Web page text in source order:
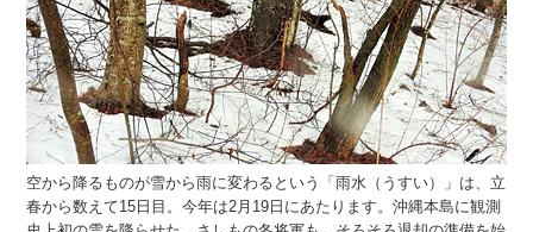
空から降るものが雪から雨に変わるという「雨水（うすい）」は、立
春から数えて15日目。今年は2月19日にあたります。沖縄本島に観測